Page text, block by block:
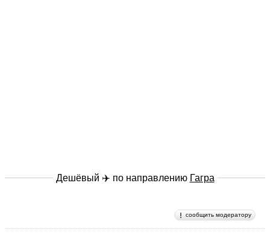
Дешёвый ✈️ по направлению Гагра
сообщить модератору